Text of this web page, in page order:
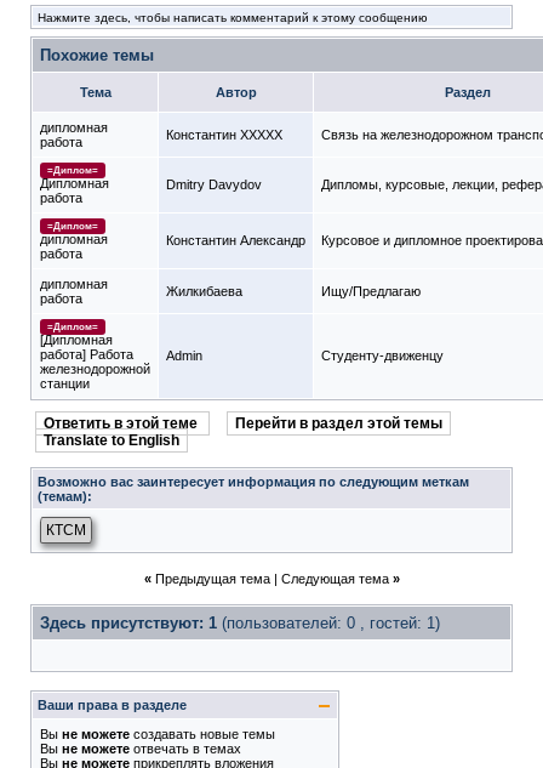
Нажмите здесь, чтобы написать комментарий к этому сообщению
Похожие темы
Тема Автор Раздел
дипломная
работа
Константин XXXXX Связь на железнодорожном
=Диплом=
Дипломная
работа
Dmitry Davydov Дипломы, курсовые, лекции,
=Диплом=
дипломная
работа
Константин Александр Курсовое и дипломное
дипломная
работа
Жилкибаева Ищу/Предлагаю
=Диплом=
[Дипломная
работа] Работа
железнодорожной
станции
Admin Студенту-движeнцу
Ответить в этой теме
Перейти в раздел этой темы
Translate to English
Возможно вас заинтересует информация по следующим меткам
(темам):
КТСМ
« Предыдущая тема| Следующая тема »
Здесь присутствуют: 1 (пользователей: 0 , гостей: 1)
Ваши права в разделе
Вы не можете создавать новые темы
Вы не можете отвечать в темах
Вы не можете прикреплять вложения